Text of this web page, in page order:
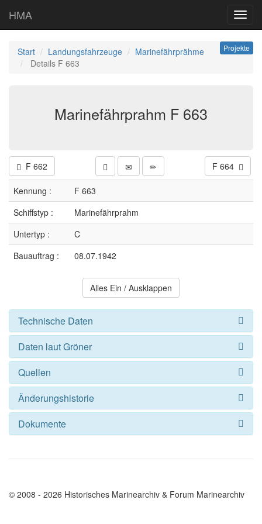
HMA
Projekte
Start Landungsfahrzeuge
Marinefährprähme
Details F 663
Marinefährprahm F 663
F 662 F 664
Kennung :
F 663
Schiffstyp :
Marinefährprahm
Untertyp :
C
Bauauftrag :
08.07.1942
Alles Ein / Ausklappen
Technische Daten
Daten laut Gröner
Quellen
Änderungshistorie
Dokumente
© 2008 - 2026 Historisches Marinearchiv & Forum Marinearchiv